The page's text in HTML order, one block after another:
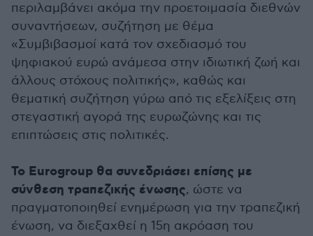
περιλαμβάνει ακόμα την προετοιμασία διεθνών
συναντήσεων, συζήτηση με θέμα
«Συμβιβασμοί κατά τον σχεδιασμό του
ψηφιακού ευρώ ανάμεσα στην ιδιωτική ζωή και
άλλους στόχους πολιτικής», καθώς και
θεματική συζήτηση γύρω από τις εξελίξεις στη
στεγαστική αγορά της ευρωζώνης και τις
επιπτώσεις στις πολιτικές.
Το Eurogroup θα συνεδριάσει επίσης με
σύνθεση τραπεζικής ένωσης, ώστε να
πραγματοποιηθεί ενημέρωση για την τραπεζική
ένωση, να διεξαχθεί η 15η ακρόαση του